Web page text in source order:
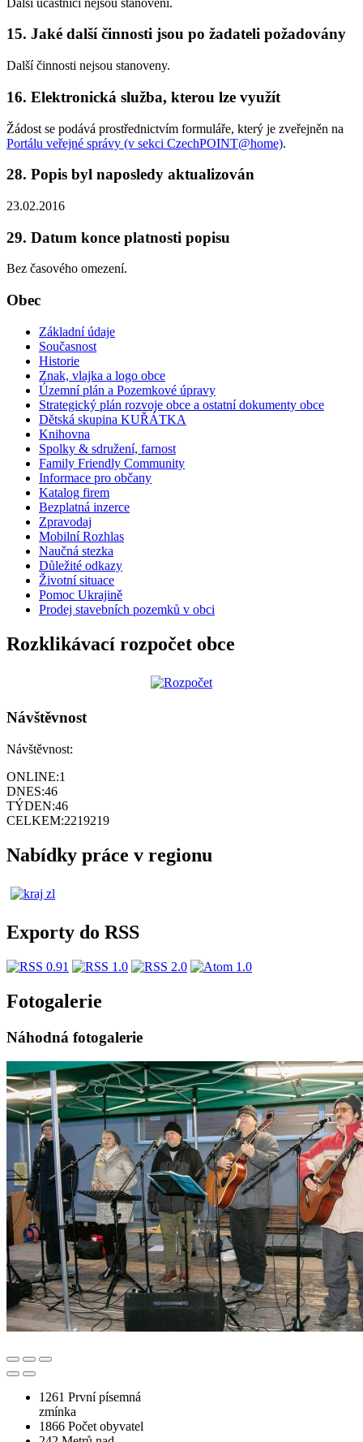
15. Jaké další činnosti jsou po žadateli požadovány
Další činnosti nejsou stanoveny.
16. Elektronická služba, kterou lze využít
Žádost se podává prostřednictvím formuláře, který je zveřejněn na
Portálu veřejné správy (v sekci CzechPOINT@home).
28. Popis byl naposledy aktualizován
23.02.2016
29. Datum konce platnosti popisu
Bez časového omezení.
Obec
Základní údaje
Současnost
Historie
Znak, vlajka a logo obce
Územní plán a Pozemkové úpravy
Strategický plán rozvoje obce a ostatní dokumenty obce
Dětská skupina KUŘÁTKA
Knihovna
Spolky & sdružení, farnost
Family Friendly Community
Informace pro občany
Katalog firem
Bezplatná inzerce
Zpravodaj
Mobilní Rozhlas
Naučná stezka
Důležité odkazy
Životní situace
Pomoc Ukrajině
Prodej stavebních pozemků v obci
Rozklikávací rozpočet obce
Návštěvnost
Návštěvnost:
ONLINE:1
DNES:46
TÝDEN:46
CELKEM:2219219
Nabídky práce v regionu
Exporty do RSS
Fotogalerie
Náhodná fotogalerie
1261 První písemná
zmínka
1866 Počet obyvatel